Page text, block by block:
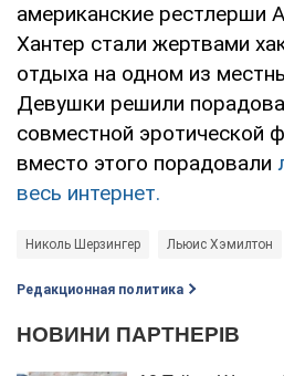
американские рестлерши
Хантер стали жертвами
отдыха на одном из
Девушки решили
совместной эротической
вместо этого порадовали
весь интернет.
Николь Шерзингер Льюис Хэмилтон
Редакционная политика